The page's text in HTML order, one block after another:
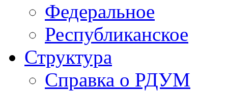
Федеральное
Республиканское
Структура
Справка о РДУМ